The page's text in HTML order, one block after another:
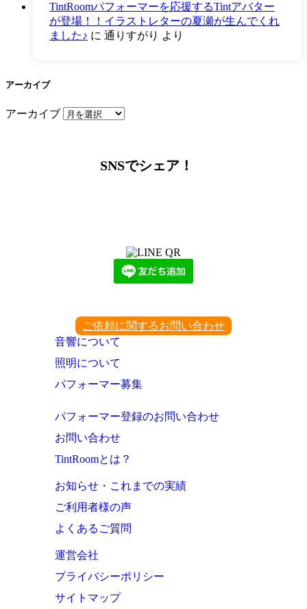
TintRoomパフォーマーを応援するTintアバター
が登場！！イラストレターの夏瀬が生んでくれ
ました♪ に 通りすがり より
アーカイブ
アーカイブ
SNSでシェア！
ご依頼に関するお問い合わせ
音響について
照明について
パフォーマー募集
パフォーマー登録のお問い合わせ
お問い合わせ
TintRoomとは？
お知らせ・これまでの実績
ご利用者様の声
よくあるご質問
運営会社
プライバシーポリシー
サイトマップ